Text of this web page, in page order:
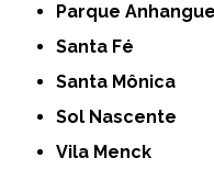
Parque
Santa Fé
Santa Mônica
Sol Nascente
Vila Menck